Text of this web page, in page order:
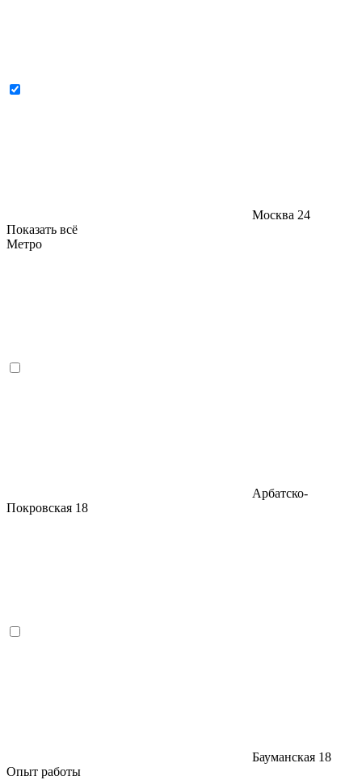
Москва 24
Показать всё
Метро
Арбатско-
Покровская 18
Бауманская 18
Опыт работы